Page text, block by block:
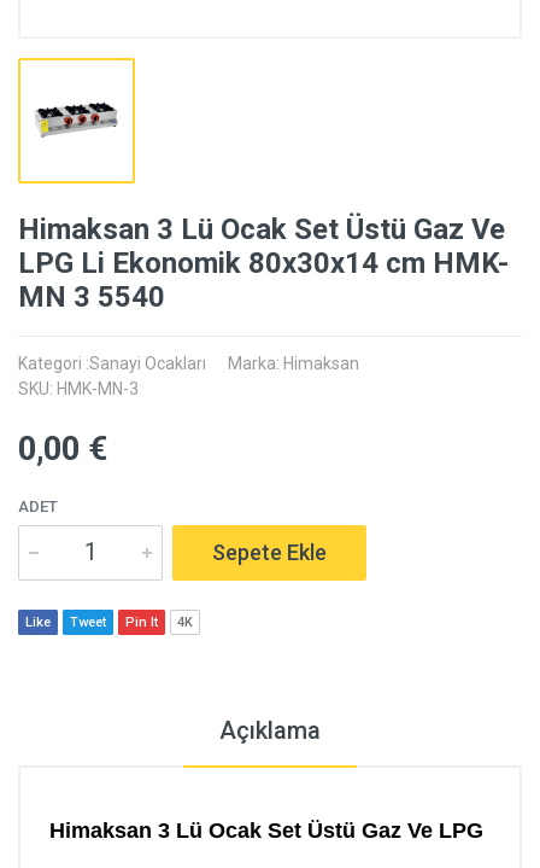
Himaksan 3 Lü Ocak Set Üstü Gaz Ve
LPG Li Ekonomik 80x30x14 cm HMK-
MN 3 5540
Kategori :Sanayi Ocakları
Marka: Himaksan
SKU: HMK-MN-3
0,00 €
ADET
Sepete Ekle
Like Tweet Pin It 4K
Açıklama
Himaksan 3 Lü Ocak Set Üstü Gaz Ve LPG